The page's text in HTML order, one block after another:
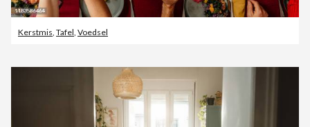
Kerstmis, Tafel, Voedsel